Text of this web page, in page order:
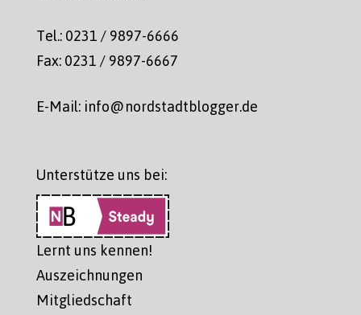
Tel.: 0231 / 9897-6666
Fax: 0231 / 9897-6667
E-Mail: info@nordstadtblogger.de
Unterstütze uns bei:
Lernt uns kennen!
Auszeichnungen
Mitgliedschaft